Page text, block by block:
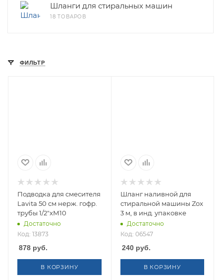
Шланги для стиральных машин
18 ТОВАРОВ
ФИЛЬТР
Подводка для смесителя
Lavita 50 см нерж. гофр.
трубы 1/2"xМ10
Достаточно
Код: 13873
878 руб.
В КОРЗИНУ
Шланг наливной для
стиральной машины Zox
3 м, в инд. упаковке
Достаточно
Код: 06547
240руб.
В КОРЗИНУ